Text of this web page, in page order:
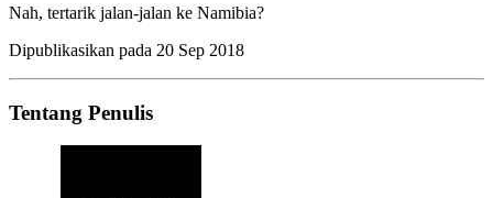
Nah, tertarik jalan-jalan ke Namibia?
Dipublikasikan pada 20 Sep 2018
Tentang Penulis